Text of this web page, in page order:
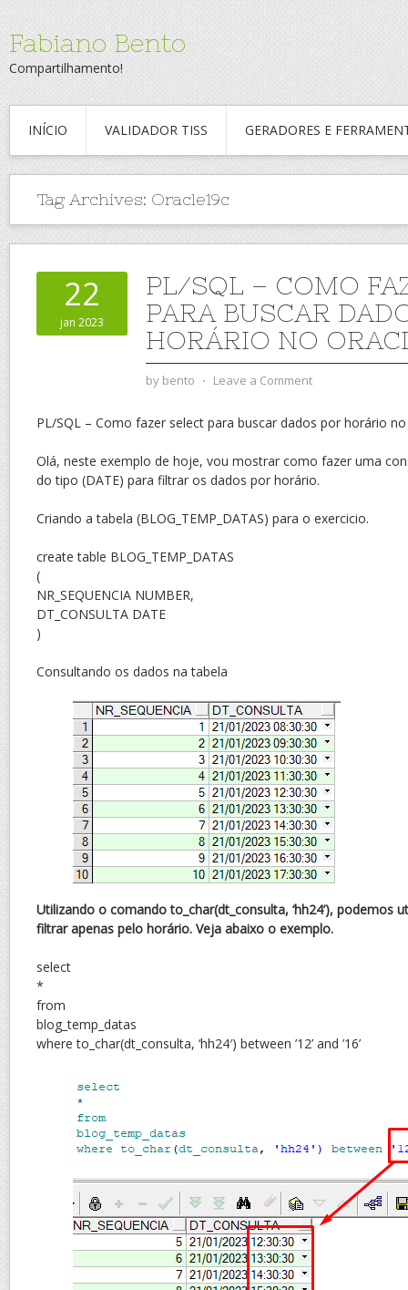
Fabiano Bento
Compartilhamento!
INÍCIO VALIDADOR TISS GERADORES E
Tag Archives: Oracle19c
22
jan 2023
PL/SQL – COMO
PARA BUSCAR
HORÁRIO NO
by bento ⋅ Leave a Comment
PL/SQL – Como fazer select para buscar dados por horário
Olá, neste exemplo de hoje, vou mostrar como fazer uma
do tipo (DATE) para filtrar os dados por horário.
Criando a tabela (BLOG_TEMP_DATAS) para o exercicio.
create table BLOG_TEMP_DATAS
(
NR_SEQUENCIA NUMBER,
DT_CONSULTA DATE
)
Consultando os dados na tabela
Utilizando o comando to_char(dt_consulta, ‘hh24’), podemos
filtrar apenas pelo horário. Veja abaixo o exemplo.
select
*
from
blog_temp_datas
where to_char(dt_consulta, ‘hh24′) between ’12’ and ’16’